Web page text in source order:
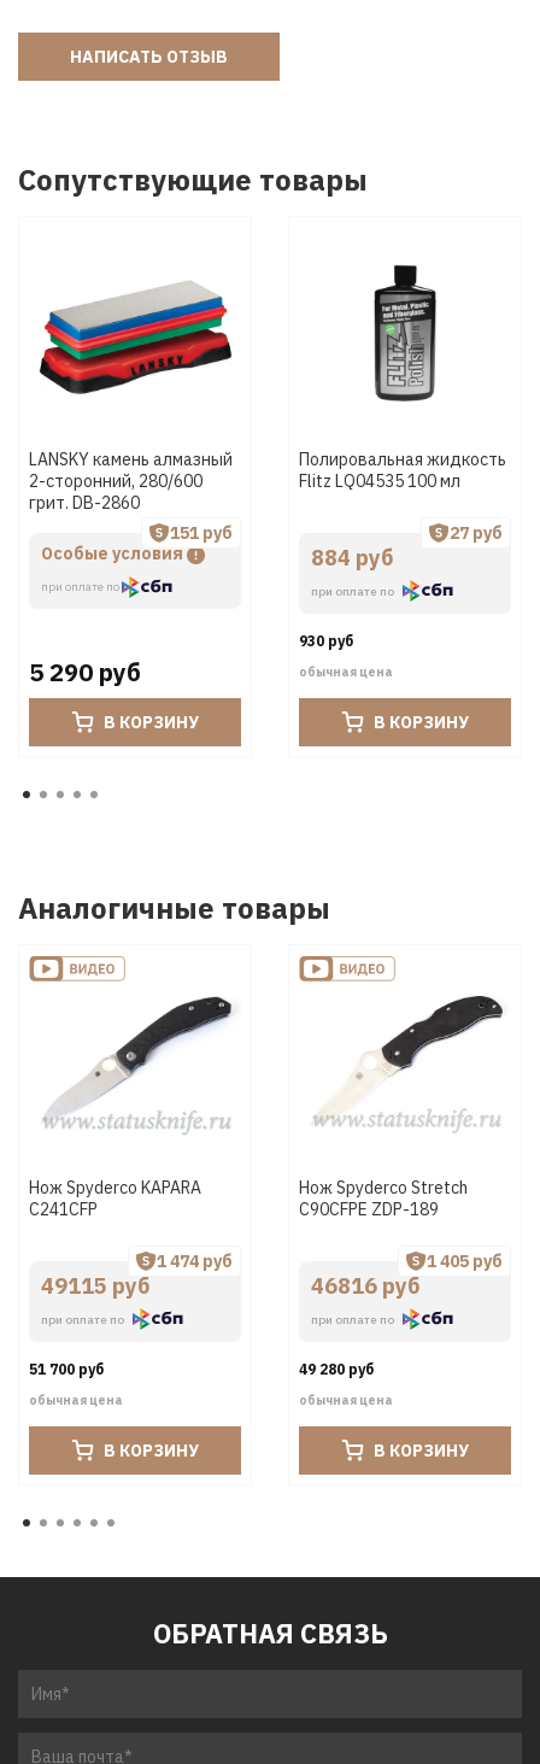
НАПИСАТЬ ОТЗЫВ
Сопутствующие товары
LANSKY камень алмазный
2-сторонний, 280/600
грит. DB-2860
Особые условия
при оплате по
151 руб
5 290 руб
В КОРЗИНУ
Полировальная жидкость
Flitz LQ04535 100 мл
884 руб
при оплате по
27 руб
930 руб
обычная цена
В КОРЗИНУ
Аналогичные товары
Нож Spyderco KAPARA
C241CFP
49115 руб
при оплате по
1 474 руб
51 700 руб
обычная цена
В КОРЗИНУ
Нож Spyderco Stretch
C90CFPE ZDP-189
46816 руб
при оплате по
1 405 руб
49 280 руб
обычная цена
В КОРЗИНУ
ОБРАТНАЯ СВЯЗЬ